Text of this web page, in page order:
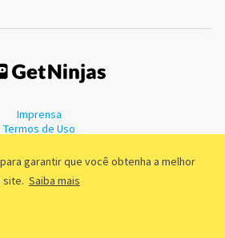
garantir que você obtenha a melhor
site. Saiba mais
Imprensa
Termos de Uso
CNPJ 55.744.877/0001-89 - Rua Dr.
- 3º andar - São Paulo/SP - Brasil